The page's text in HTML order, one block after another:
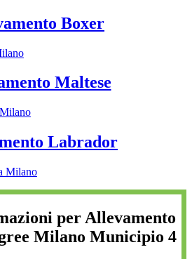
Boxer
Maltese
Labrador
per Allevamento
Milano Municipio 4